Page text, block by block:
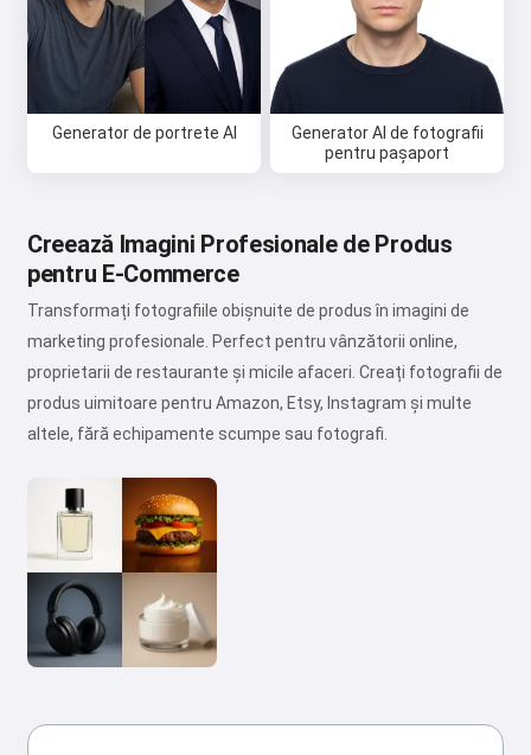
Generator de portrete AI
Generator AI de fotografii
pentru pașaport
Creează Imagini Profesionale de Produs
pentru E-Commerce
Transformați fotografiile obișnuite de produs în imagini de
marketing profesionale. Perfect pentru vânzătorii online,
proprietarii de restaurante și micile afaceri. Creați fotografii de
produs uimitoare pentru Amazon, Etsy, Instagram și multe
altele, fără echipamente scumpe sau fotografi.